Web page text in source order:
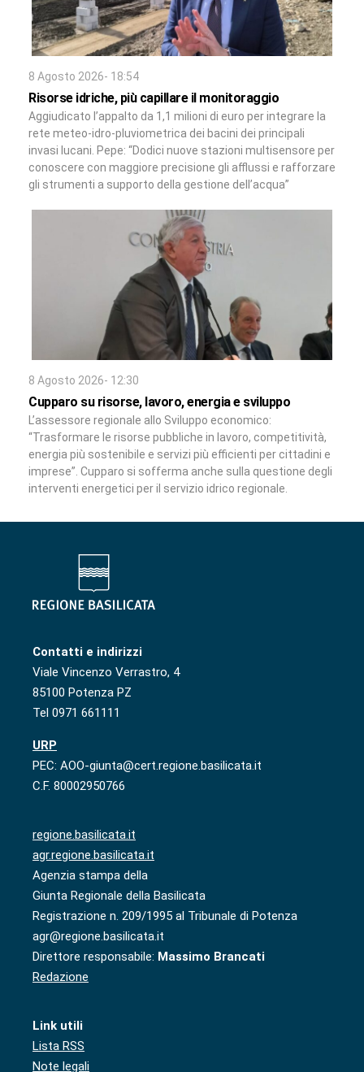
8 Agosto 2026- 18:54
Risorse idriche, più capillare il monitoraggio
Aggiudicato l’appalto da 1,1 milioni di euro per integrare la
rete meteo-idro-pluviometrica dei bacini dei principali
invasi lucani. Pepe: “Dodici nuove stazioni multisensore per
conoscere con maggiore precisione gli afflussi e rafforzare
gli strumenti a supporto della gestione dell’acqua”
8 Agosto 2026- 12:30
Cupparo su risorse, lavoro, energia e sviluppo
L’assessore regionale allo Sviluppo economico:
“Trasformare le risorse pubbliche in lavoro, competitività,
energia più sostenibile e servizi più efficienti per cittadini e
imprese”. Cupparo si sofferma anche sulla questione degli
interventi energetici per il servizio idrico regionale.
Contatti e indirizzi
Viale Vincenzo Verrastro, 4
85100 Potenza PZ
Tel 0971 661111
URP
PEC: AOO-giunta@cert.regione.basilicata.it
C.F. 80002950766
regione.basilicata.it
agr.regione.basilicata.it
Agenzia stampa della
Giunta Regionale della Basilicata
Registrazione n. 209/1995 al Tribunale di Potenza
agr@regione.basilicata.it
Direttore responsabile: Massimo Brancati
Redazione
Link utili
Lista RSS
Note legali